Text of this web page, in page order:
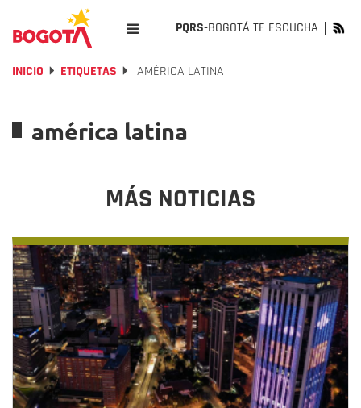
PQRS-BOGOTÁ TE ESCUCHA
INICIO ETIQUETAS AMÉRICA LATINA
américa latina
MÁS NOTICIAS